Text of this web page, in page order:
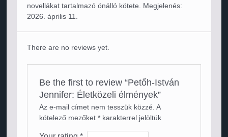
novellákat tartalmazó önálló kötete. Megjelenés:
2026. április 11.
There are no reviews yet.
Be the first to review “Petőh-István
Jennifer: Életközeli élmények”
Az e-mail címet nem tesszük közzé. A
kötelező mezőket* karakterrel jelöltük